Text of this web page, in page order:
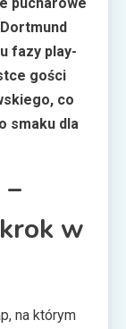
fazy play-
gości
co
smaku dla
w
na którym